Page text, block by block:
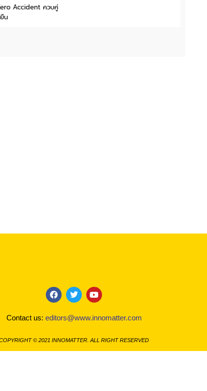
Accident ควบคู่
น
e
b
o
k
t
t
e
t
u
b
COPYRIGHT © 2021 INNOMATTER. ALL RIGHT RESERVED